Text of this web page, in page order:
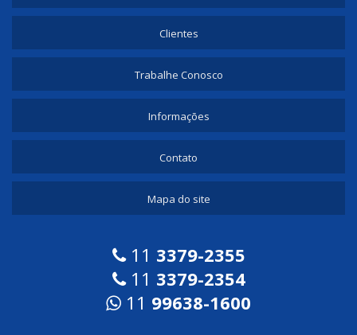
Clientes
Trabalhe Conosco
Informações
Contato
Mapa do site
11 3379-2355
11 3379-2354
11 99638-1600